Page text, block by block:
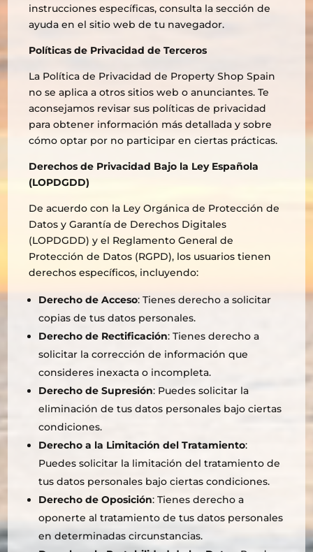
instrucciones específicas, consulta la sección de
ayuda en el sitio web de tu navegador.
Políticas de Privacidad de Terceros
La Política de Privacidad de Property Shop Spain
no se aplica a otros sitios web o anunciantes. Te
aconsejamos revisar sus políticas de privacidad
para obtener información más detallada y sobre
cómo optar por no participar en ciertas prácticas.
Derechos de Privacidad Bajo la Ley Española
(LOPDGDD)
De acuerdo con la Ley Orgánica de Protección de
Datos y Garantía de Derechos Digitales
(LOPDGDD) y el Reglamento General de
Protección de Datos (RGPD), los usuarios tienen
derechos específicos, incluyendo:
Derecho de Acceso: Tienes derecho a solicitar
copias de tus datos personales.
Derecho de Rectificación: Tienes derecho a
solicitar la corrección de información que
consideres inexacta o incompleta.
Derecho de Supresión: Puedes solicitar la
eliminación de tus datos personales bajo ciertas
condiciones.
Derecho a la Limitación del Tratamiento:
Puedes solicitar la limitación del tratamiento de
tus datos personales bajo ciertas condiciones.
Derecho de Oposición: Tienes derecho a
oponerte al tratamiento de tus datos personales
en determinadas circunstancias.